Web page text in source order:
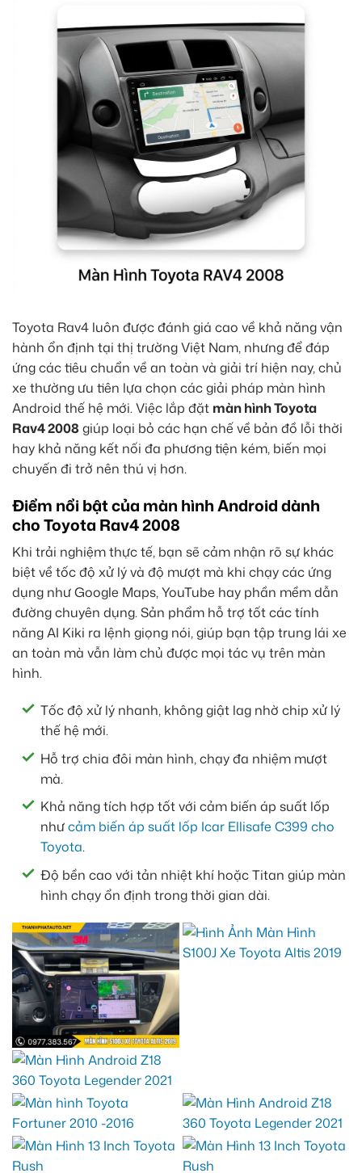
Toyota Rav4 luôn được đánh giá cao về khả năng vận
hành ổn định tại thị trường Việt Nam, nhưng để đáp
ứng các tiêu chuẩn về an toàn và giải trí hiện nay, chủ
xe thường ưu tiên lựa chọn các giải pháp màn hình
Android thế hệ mới. Việc lắp đặt màn hình Toyota
Rav4 2008giúp loại bỏ các hạn chế về bản đồ lỗi thời
hay khả năng kết nối đa phương tiện kém, biến mọi
chuyến đi trở nên thú vị hơn.
Điểm nổi bật của màn hình Android dành
cho Toyota Rav4 2008
Khi trải nghiệm thực tế, bạn sẽ cảm nhận rõ sự khác
biệt về tốc độ xử lý và độ mượt mà khi chạy các ứng
dụng như Google Maps, YouTube hay phần mềm dẫn
đường chuyên dụng. Sản phẩm hỗ trợ tốt các tính
năng AI Kiki ra lệnh giọng nói, giúp bạn tập trung lái xe
an toàn mà vẫn làm chủ được mọi tác vụ trên màn
hình.
Tốc độ xử lý nhanh, không giật lag nhờ chip xử lý
thế hệ mới.
Hỗ trợ chia đôi màn hình, chạy đa nhiệm mượt
mà.
Khả năng tích hợp tốt với cảm biến áp suất lốp
nhưcảm biến áp suất lốp Icar Ellisafe C399 cho
Toyota.
Độ bền cao với tản nhiệt khí hoặc Titan giúp màn
hình chạy ổn định trong thời gian dài.